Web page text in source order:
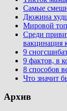
Самые
Дюжина
Мировой
Среди
вакцинация
9
9 фактов, в
8 способов
Что значит
Архив